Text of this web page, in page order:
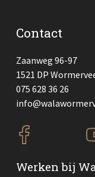
Contact
Zaanweg 96-97
1521 DP
075 628 36 26
Werken bij